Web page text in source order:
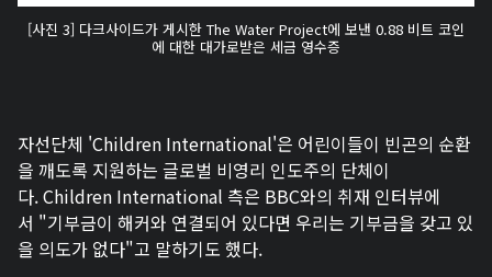
[사진 3] 다크사이드가 게시한 The Water Project에 보낸 0.88 비트 코인
에 대한 대가로받은 세금 영수증
자선단체 'Children International'은 어린이들이 빈곤의 순환
을 깨도록 지원하는 글로벌 비영리 인도주의 단체이
다. Children International 측은 BBC와의 취재 인터뷰에
서 "기부금이 해커와 연결되어 있다면 우리는 기부금을 갖고 있
을 의도가 없다"고 말하기도 했다.